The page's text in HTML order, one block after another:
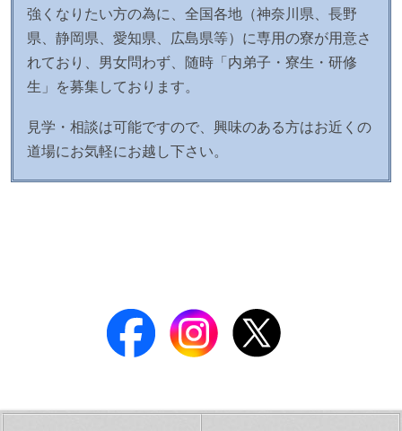
強くなりたい方の為に、全国各地（神奈川県、長野
県、静岡県、愛知県、広島県等）に専用の寮が用意さ
れており、男女問わず、随時「内弟子・寮生・研修
生」を募集しております。
見学・相談は可能ですので、興味のある方はお近くの
道場にお気軽にお越し下さい。